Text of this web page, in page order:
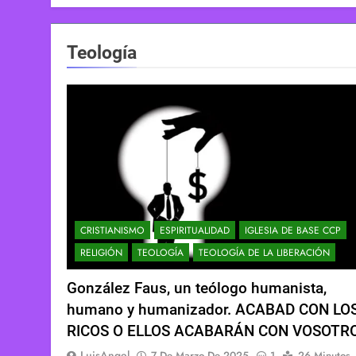
Teología
CRISTIANISMO ESPIRITUALIDAD
IGLESIA DE BASE CCP
RELIGIÓN
TEOLOGÍA TEOLOGÍA DE LA LIBERACIÓN
González Faus, un teólogo humanista,
humano y humanizador. ACABAD CON
RICOS O ELLOS ACABARÁN CON